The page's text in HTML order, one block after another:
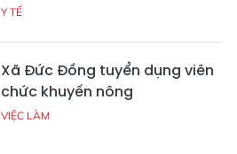
Y TẾ
Xã Đức Đồng tuyển dụng viên
chức khuyến nông
VIỆC LÀM